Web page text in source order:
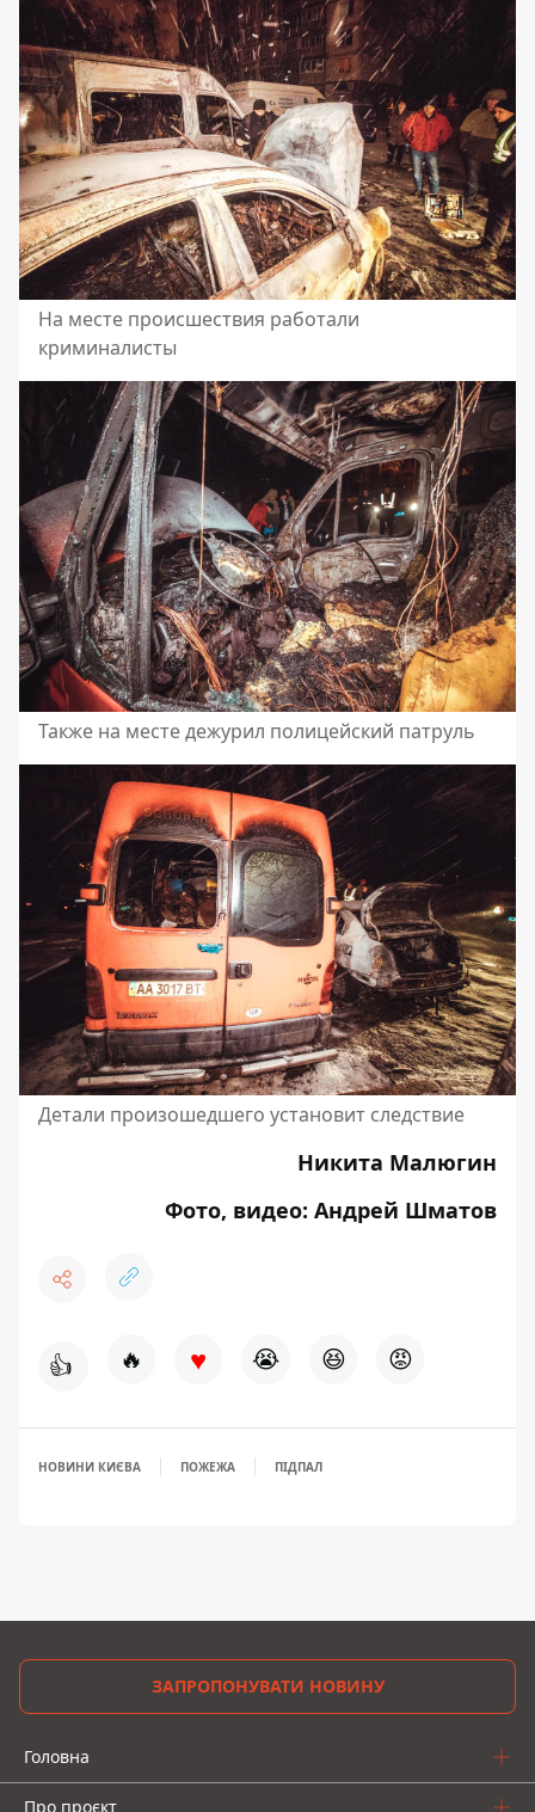
На месте происшествия работали
криминалисты
Также на месте дежурил полицейский патруль
Детали произошедшего установит следствие
Никита Малюгин
Фото, видео: Андрей Шматов
👍 🔥 ♥ 😭 😆 😡
НОВИНИ КИЄВА ПОЖЕЖА ПІДПАЛ
ЗАПРОПОНУВАТИ НОВИНУ
Головна
Про проєкт